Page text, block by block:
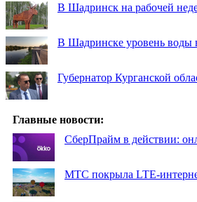
В Шадринск на рабочей
В Шадринске уровень воды
Губернатор Курганской
Главные новости:
СберПрайм в действии:
МТС покрыла LTE-